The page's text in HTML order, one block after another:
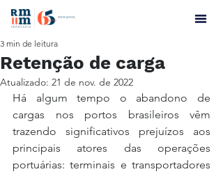
Retenção de carga
3 min de leitura
Atualizado: 21 de nov. de 2022
Há algum tempo o abandono de
cargas nos portos brasileiros vêm
trazendo significativos prejuízos aos
principais atores das operações
portuárias: terminais e transportadores